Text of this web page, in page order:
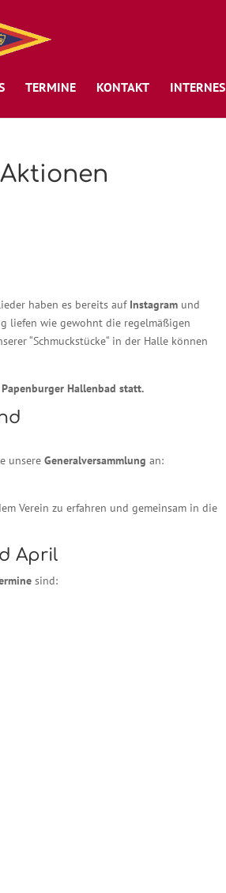
TERMINE KONTAKT INTERNES
haben es bereits auf Instagram und
liefen wie gewohnt die regelmäßigen
“Schmuckstücke“ in der Halle können
Hallenbad statt.
unsereGeneralversammlung an:
Verein zu erfahren und gemeinsam in die
April
sind: